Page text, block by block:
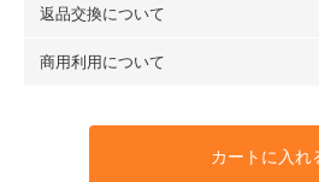
ットン（ダブルガーゼ）・100％コ
トンリネン（ビエラ織）・100％コ
100％コットン（キャンバス・11号
生地見本サンプル（無料）を購入
・ネコポスでの配送は、布は2mま
も送料の表示が600円となり宅急便
となります。
※万が一、検品時に不備が見つかっ
返品交換について
・布はご注文後に注文数量のみをプ
や用尺をお間違えのないようお願い
と違う、などの理由での返品は承れ
商用利用について
利用いただけます。「nunocoto
カートに入れ